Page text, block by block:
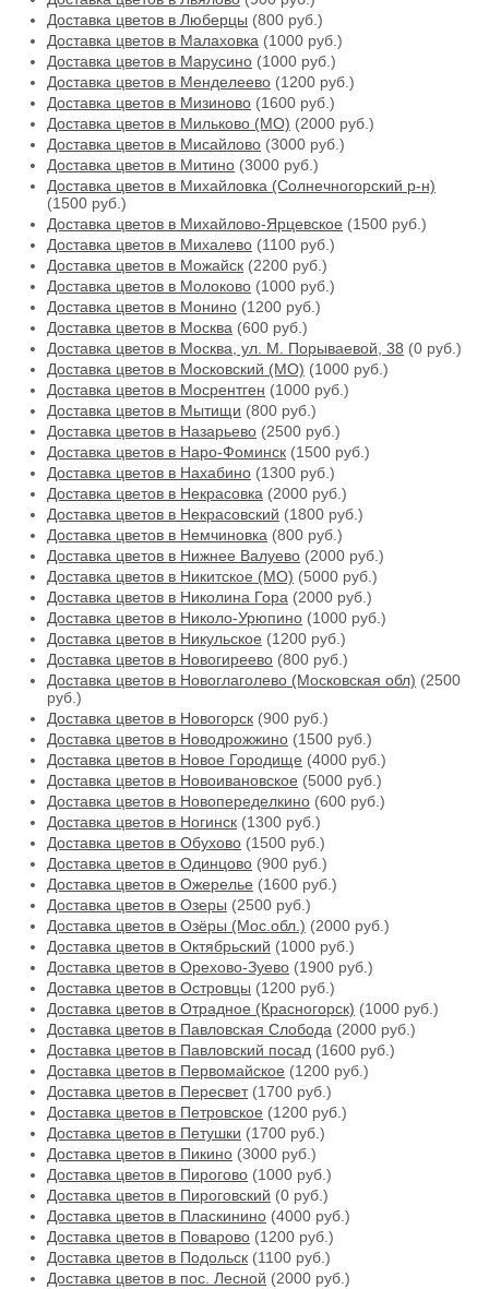
Доставка цветов в Люберцы (800 руб.)
Доставка цветов в Малаховка (1000 руб.)
Доставка цветов в Марусино (1000 руб.)
Доставка цветов в Менделеево (1200 руб.)
Доставка цветов в Мизиново (1600 руб.)
Доставка цветов в Мильково (МО) (2000 руб.)
Доставка цветов в Мисайлово (3000 руб.)
Доставка цветов в Митино (3000 руб.)
Доставка цветов в Михайловка (Солнечногорский р-н)
(1500 руб.)
Доставка цветов в Михайлово-Ярцевское (1500 руб.)
Доставка цветов в Михалево (1100 руб.)
Доставка цветов в Можайск (2200 руб.)
Доставка цветов в Молоково (1000 руб.)
Доставка цветов в Монино (1200 руб.)
Доставка цветов в Москва (600 руб.)
Доставка цветов в Москва, ул. М. Порываевой, 38 (0 руб.)
Доставка цветов в Московский (МО) (1000 руб.)
Доставка цветов в Мосрентген (1000 руб.)
Доставка цветов в Мытищи (800 руб.)
Доставка цветов в Назарьево (2500 руб.)
Доставка цветов в Наро-Фоминск (1500 руб.)
Доставка цветов в Нахабино (1300 руб.)
Доставка цветов в Некрасовка (2000 руб.)
Доставка цветов в Некрасовский (1800 руб.)
Доставка цветов в Немчиновка (800 руб.)
Доставка цветов в Нижнее Валуево (2000 руб.)
Доставка цветов в Никитское (МО) (5000 руб.)
Доставка цветов в Николина Гора (2000 руб.)
Доставка цветов в Николо-Урюпино (1000 руб.)
Доставка цветов в Никульское (1200 руб.)
Доставка цветов в Новогиреево (800 руб.)
Доставка цветов в Новоглаголево (Московская обл) (2500
руб.)
Доставка цветов в Новогорск (900 руб.)
Доставка цветов в Новодрожжино (1500 руб.)
Доставка цветов в Новое Городище (4000 руб.)
Доставка цветов в Новоивановское (5000 руб.)
Доставка цветов в Новопеределкино (600 руб.)
Доставка цветов в Ногинск (1300 руб.)
Доставка цветов в Обухово (1500 руб.)
Доставка цветов в Одинцово (900 руб.)
Доставка цветов в Ожерелье (1600 руб.)
Доставка цветов в Озеры (2500 руб.)
Доставка цветов в Озёры (Мос.обл.) (2000 руб.)
Доставка цветов в Октябрьский (1000 руб.)
Доставка цветов в Орехово-Зуево (1900 руб.)
Доставка цветов в Островцы (1200 руб.)
Доставка цветов в Отрадное (Красногорск) (1000 руб.)
Доставка цветов в Павловская Слобода (2000 руб.)
Доставка цветов в Павловский посад (1600 руб.)
Доставка цветов в Первомайское (1200 руб.)
Доставка цветов в Пересвет(1700 руб.)
Доставка цветов в Петровское (1200 руб.)
Доставка цветов в Петушки (1700 руб.)
Доставка цветов в Пикино (3000 руб.)
Доставка цветов в Пирогово (1000 руб.)
Доставка цветов в Пироговский (0 руб.)
Доставка цветов в Пласкинино (4000 руб.)
Доставка цветов в Поварово (1200 руб.)
Доставка цветов в Подольск (1100 руб.)
Доставка цветов в пос. Лесной (2000 руб.)